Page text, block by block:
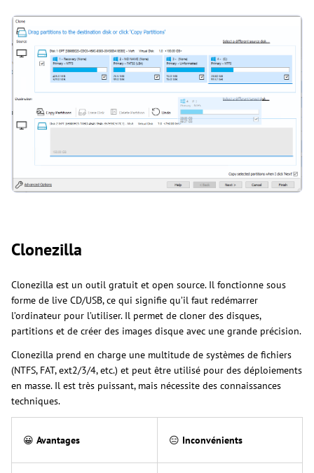
Clonezilla
Clonezilla est un outil gratuit et open source. Il fonctionne sous
forme de live CD/USB, ce qui signifie qu’il faut redémarrer
l’ordinateur pour l’utiliser. Il permet de cloner des disques,
partitions et de créer des images disque avec une grande précision.
Clonezilla prend en charge une multitude de systèmes de fichiers
(NTFS, FAT, ext2/3/4, etc.) et peut être utilisé pour des déploiements
en masse. Il est très puissant, mais nécessite des connaissances
techniques.
😀 Avantages 😑 Inconvénients